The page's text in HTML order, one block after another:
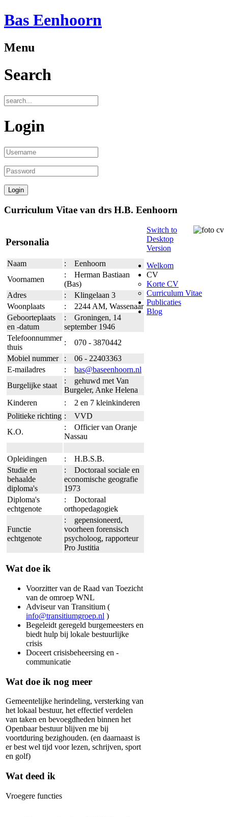
Bas Eenhoorn
Menu
Search
Login
Curriculum Vitae van drs H.B. Eenhoorn
Personalia
Naam
: Eenhoorn
Voornamen
: Herman Bastiaan
(Bas)
Adres
: Klingelaan 3
Woonplaats
: 2244 AM, Wassenaar
Geboorteplaats
en -datum
: Groningen, 14
september 1946
Telefoonnummer
thuis
: 070 - 3870442
Mobiel nummer
: 06 - 22403363
E-mailadres
: bas@baseenhoorn.nl
Burgelijke staat
: gehuwd met Van
Burgeler, Anke Helena
Kinderen
: 2 en 7 kleinkinderen
Politieke richting : VVD
K.O.
: Officier van Oranje
Nassau
Opleidingen
: H.B.S.B.
Studie en
behaalde
diploma's
: Doctoraal sociale en
economische geografie
1973
Diploma's
echtgenote
: Doctoraal
orthopedagogiek
Functie
echtgenote
: gepensioneerd,
voorheen forensisch
psycholoog, rapporteur
Pro Justitia
Wat doe ik
Voorzitter van de Raad van Toezicht
van de omroep WNL
Adviseur van Transitium (
info@transitiumgroep.nl )
Begeleidt geregeld burgemeesters en
biedt hulp bij lokale bestuurlijke
crisis
Doceert crisisbeheersing en -
communicatie
Wat doe ik nog meer
Gemeentelijke herindeling, versterking van
het lokaal bestuur, het effectief verdelen
van taken en bevoegdheden binnen het
Openbaar bestuur blijven me bij
voortduring bezighouden. (en daarnaast is
er best wel tijd voor lezen, schrijven, sport
en golf)
Wat deed ik
Vroegere functies
Switch to
Desktop
Version
Welkom
CV
Korte CV
Curriculum Vitae
Publicaties
Blog